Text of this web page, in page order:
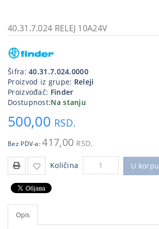
priključci
Kućna
tehnika
Poslovna
oprema,računari
Strujni
program
40.31.7.024 RELEJ 10A24V
Šifra:40.31.7.024.0000
Proizvod iz grupe: Releji
Proizvođač: Finder
Dostupnost:Na stanju
500,00 RSD.
Bez PDV-a: 417,00 RSD.
Količina U korpu
Opis